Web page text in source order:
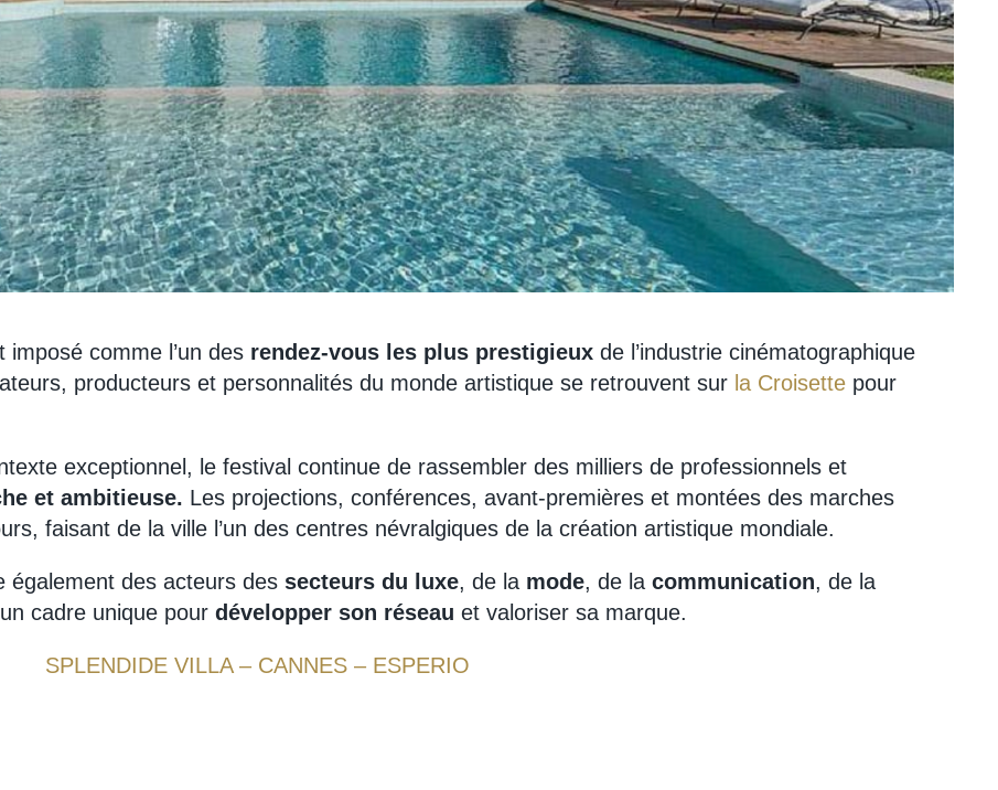
imposé comme l’un des rendez-vous les plus prestigieux de l’industrie cinématographique
producteurs et personnalités du monde artistique se retrouvent sur la Croisette pour
exceptionnel, le festival continue de rassembler des milliers de professionnels et
et ambitieuse. Les projections, conférences, avant-premières et montées des marches
faisant de la ville l’un des centres névralgiques de la création artistique mondiale.
également des acteurs des secteurs du luxe, de la mode, de la communication, de la
cadre unique pour développer son réseau et valoriser sa marque.
SPLENDIDE VILLA – CANNES – ESPERIO